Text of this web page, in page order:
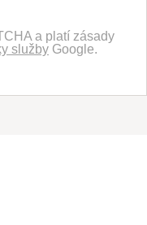
a platí zásady
služby Google.